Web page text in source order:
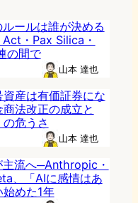
ルールは誰が決める
・Pax Silica・
の間で
山本 達也
資産は有価証券にな
法改正の成立と
の危うさ
山本 達也
主流へ─Anthropic・
、「AIに感情はあ
始めた1年